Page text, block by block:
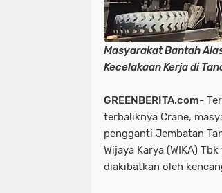
Masyarakat Bantah
Kecelakaan Kerja di
GREENBERITA.com-
terbaliknya Crane,
pengganti Jembatan
Wijaya Karya (WIKA)
diakibatkan oleh